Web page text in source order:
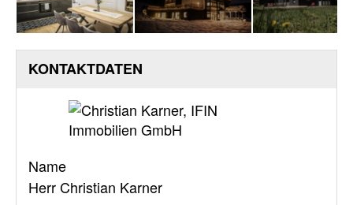
KONTAKTDATEN
Name
Herr Christian Karner